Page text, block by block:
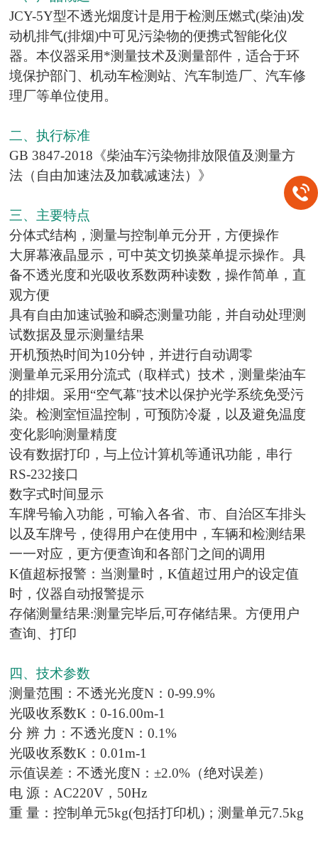
JCY-5Y型不透光烟度计是用于检测压燃式(柴油)发
动机排气(排烟)中可见污染物的便携式智能化仪
器。本仪器采用*测量技术及测量部件，适合于环
境保护部门、机动车检测站、汽车制造厂、汽车修
理厂等单位使用。
二、执行标准
GB 3847-2018《柴油车污染物排放限值及测量方
法（自由加速法及加载减速法）》
三、主要特点
分体式结构，测量与控制单元分开，方便操作
大屏幕液晶显示，可中英文切换菜单提示操作。具
备不透光度和光吸收系数两种读数，操作简单，直
观方便
具有自由加速试验和瞬态测量功能，并自动处理测
试数据及显示测量结果
开机预热时间为10分钟，并进行自动调零
测量单元采用分流式（取样式）技术，测量柴油车
的排烟。采用“空气幕"技术以保护光学系统免受污
染。检测室恒温控制，可预防冷凝，以及避免温度
变化影响测量精度
设有数据打印，与上位计算机等通讯功能，串行
RS-232接口
数字式时间显示
车牌号输入功能，可输入各省、市、自治区车排头
以及车牌号，使得用户在使用中，车辆和检测结果
一一对应，更方便查询和各部门之间的调用
K值超标报警：当测量时，K值超过用户的设定值
时，仪器自动报警提示
存储测量结果:测量完毕后,可存储结果。方便用户
查询、打印
四、技术参数
测量范围：不透光光度N：0-99.9%
光吸收系数K：0-16.00m-1
分 辨 力：不透光度N：0.1%
光吸收系数K：0.01m-1
示值误差：不透光度N：±2.0%（绝对误差）
电 源：AC220V，50Hz
重 量：控制单元5kg(包括打印机)；测量单元7.5kg